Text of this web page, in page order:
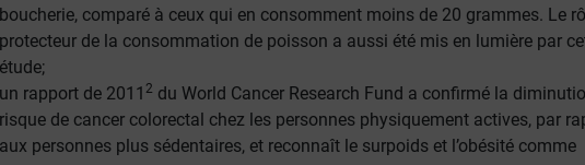
boucherie, comparé à ceux qui en consomment moins de 20 grammes. Le
protecteur de la consommation de poisson a aussi été mis en lumière par
étude;
un rapport de 2011 2 du World Cancer Research Fund a confirmé la
risque de cancer colorectal chez les personnes physiquement actives, par
aux personnes plus sédentaires, et reconnaît le surpoids et l’obésité comme